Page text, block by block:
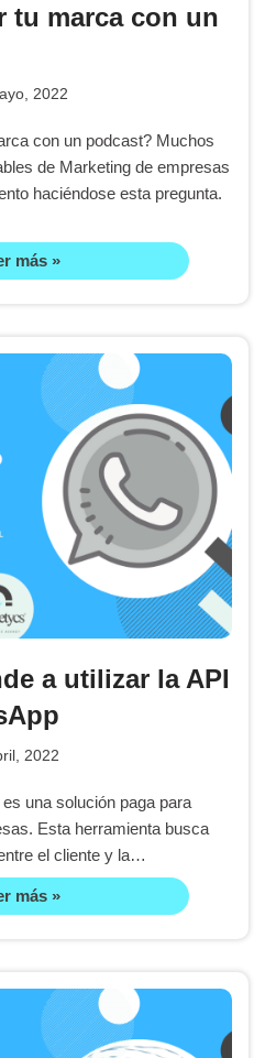
tu marca con un
2022
con un podcast? Muchos
de Marketing de empresas
haciéndose esta pregunta.
más »
a utilizar la API
2022
una solución paga para
Esta herramienta busca
el cliente y la…
más »